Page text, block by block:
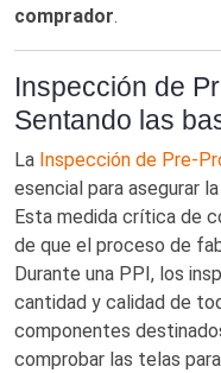
comprador.
Inspección de
Sentando las
La Inspección de Pre-
esencial para asegurar
Esta medida crítica de
de que el proceso de
Durante una PPI, los
cantidad y calidad de
componentes
comprobar las telas